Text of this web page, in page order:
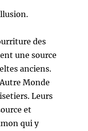
des
une source
anciens.
Monde
Leurs
et
qui y